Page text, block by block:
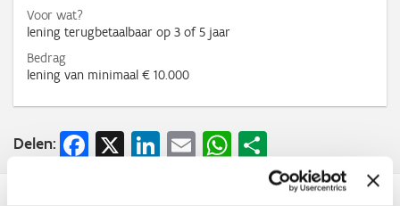
Voor wat?
lening terugbetaalbaar op 3 of 5 jaar
Bedrag
lening van minimaal € 10.000
Delen: Facebook
X LinkedIn
EmailWhatsApp